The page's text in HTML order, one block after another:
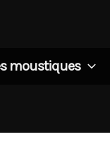
moustiques